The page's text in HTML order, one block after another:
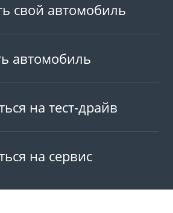
свой автомобиль
автомобиль
на тест-драйв
на сервис